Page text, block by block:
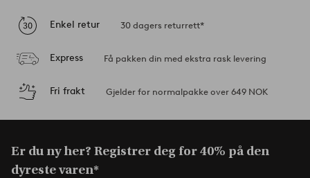
Enkel retur 30 dagers returrett*
Express Få pakken din med ekstra rask levering
Fri frakt Gjelder for normalpakke over 649 NOK
Er du ny her? Registrer deg for 40% på den
dyreste varen*